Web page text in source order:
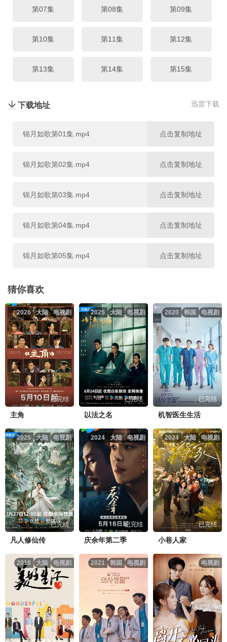
第25集 第26集 第27集
第28集 第29集 第30集
第31集 第32集 第33集
第07集 第08集 第09集
第10集 第11集 第12集
第13集 第14集 第15集
第19集 第21集
迅雷下载
下载地址
锦月如歌第01集.mp4 点击复制地址
锦月如歌第02集.mp4 点击复制地址
锦月如歌第03集.mp4 点击复制地址
锦月如歌第04集.mp4 点击复制地址
锦月如歌第05集.mp4 点击复制地址
锦月如歌第06集.mp4
锦月如歌第07集.mp4 点击复制地址
锦月如歌第08集.mp4 点击复制地址
锦月如歌第09集.mp4 点击复制地址
锦月如歌第10集.mp4 点击复制地址
锦月如歌第11集.mp4 点击复制地址
锦月如歌第12集.mp4 点击复制地址
锦月如歌第13集.mp4 点击复制地址
锦月如歌第14集.mp4 点击复制地址
锦月如歌第15集.mp4 点击复制地址
锦月如歌第16集.mp4 点击复制地址
锦月如歌第17集.mp4 点击复制地址
猜你喜欢
电视剧
大陆
2026
已完结
主角
电视剧
大陆
2025
已完结
以法之名
电视剧
韩国
2020
已完结
机智医生生活
电视剧
大陆
2025
已完结
凡人修仙传
电视剧
大陆
2024
已完结
庆余年第二季
电视剧
大陆
2024
已完结
小巷人家
电视剧
大陆
2018 电视剧
韩国
2021 电视剧